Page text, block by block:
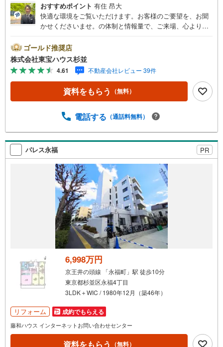
おすすめポイント 有住 昂大
快適な環境をご覧いただけます。お客様のご要望を、お聞
かせくださいませ。の体制と情報量で、ご来場、心よりお
「未来カレンダー」のご提案。・ 未来に起こるであろうご
自宅リフォームをオンライン上でご提案「ミラカレクラ
ブ」。・ 不動産売却時、ご自宅を綺麗にかつ瀟洒にさせる
CG加工ホームステイジングサービス。・ 購入者様へ、税
理士による確定申告の無料セミナーをご招待いたします。
◆ご予約に際して◆日時のご希望をお伝えください。（も
（居住中物件）の手配が必要な場合がございますのでご容
案内が可能となりますのでお手数ですがご一報ください。
◆物件のご案内は◆弊社へのご来社、お客様宅へのお迎
え・最寄駅での待ち合わせ、物件周辺のコンビニ等でお待
ち合わせなど、ご希望をお伝えください。ご希望条件をお
伝え頂けましたら、ご見学希望物件以外の資料も用意して
参ります。もちろん他の物件も併せてご案内させていただ
きます。
ゴールド推奨店
株式会社東宝ハウス杉並
4.61 不動産会社レビュー 39件
資料をもらう （無料）
電話する （通話料無料）
パレス永福 PR
6,998万円
京王井の頭線 「永福町」駅 徒歩10分
東京都杉並区永福4丁目
3LDK＋WIC / 1980年12月（築46年）
リフォーム 成約でもらえる
藤和ハウス インターネットお問い合わせセンター
資料をもらう （無料）